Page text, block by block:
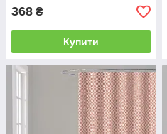
368 ₴
Купити